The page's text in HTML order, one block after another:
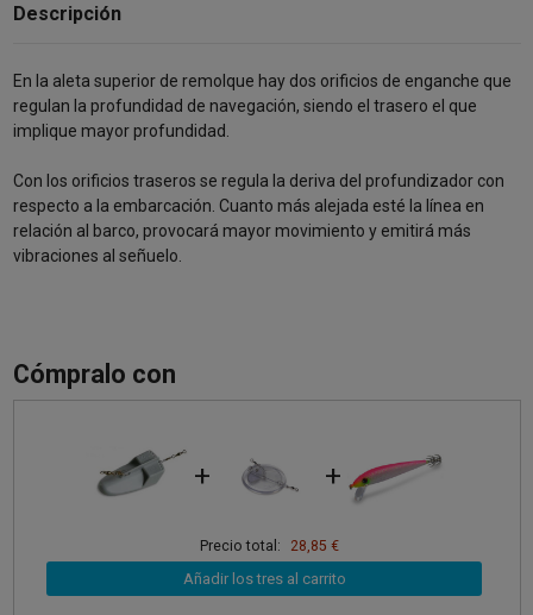
Descripción
En la aleta superior de remolque hay dos orificios de enganche que
regulan la profundidad de navegación, siendo el trasero el que
implique mayor profundidad.
Con los orificios traseros se regula la deriva del profundizador con
respecto a la embarcación. Cuanto más alejada esté la línea en
relación al barco, provocará mayor movimiento y emitirá más
vibraciones al señuelo.
Cómpralo con
+ +
Precio total: 28,85 €
Añadir los tres al carrito